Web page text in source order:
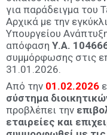
για παράδειγμα του
Αρχικά με την
Υπουργείου
απόφαση Υ.Α.
συμμόρφωσης στις
31.01.2026.
Από την 01.02.2026
σύστημα
προβλέπει την
εταιρείες και